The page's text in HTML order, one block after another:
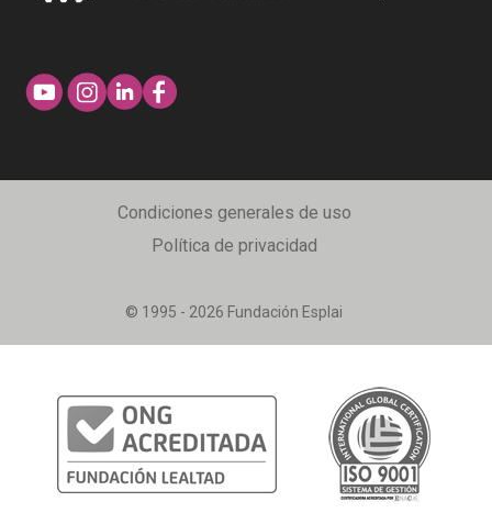
© 1995 - 2026 Fundación Esplai
Condiciones generales de uso
Política de privacidad